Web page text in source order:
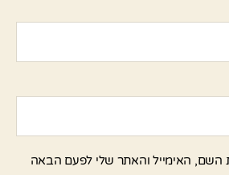
השם, האימייל והאתר שלי לפעם הבאה